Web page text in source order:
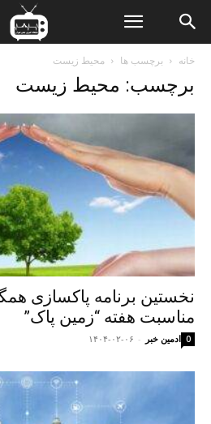
خانه برچسب ها محيط زيست
برچسب: محيط زيست
نخستین برنامه پاکسازی
مناسبت هفته “زمین پاک”
ادمین خبر - ۱۴۰۴-۰۲-۰۶ 0